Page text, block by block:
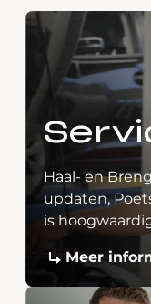
Haal- en
updaten,
is
Meer